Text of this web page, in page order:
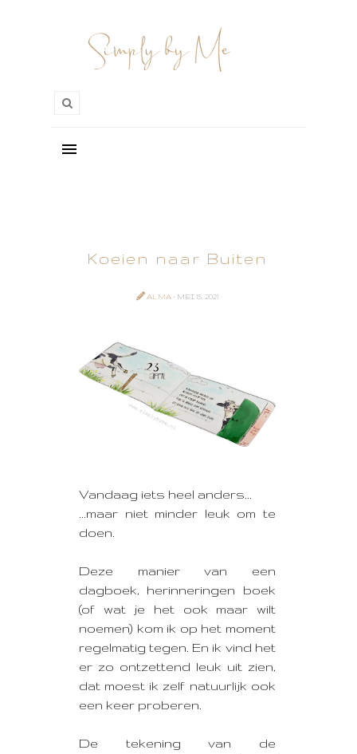
Koeien naar Buiten
ALMA - MEI 15, 2021
Vandaag iets heel anders...
...maar niet minder leuk om te
doen.
Deze manier van een
dagboek, herinneringen boek
(of wat je het ook maar wilt
noemen) kom ik op het moment
regelmatig tegen. En ik vind het
er zo ontzettend leuk uit zien,
dat moest ik zelf natuurlijk ook
een keer proberen.
De tekening van de